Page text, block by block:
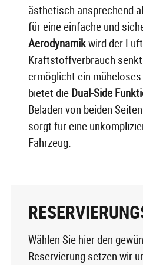
ästhetisch ansprechend
für eine einfache und
Aerodynamikwird der
Kraftstoffverbrauch
ermöglicht ein
bietet die Dual-Side
Beladen von beiden
sorgt für eine
Fahrzeug.
Wählen Sie hier den
Reservierung setzen wir